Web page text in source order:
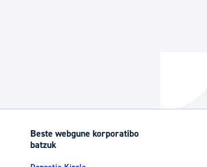
Beste webgune korporatibo
batzuk